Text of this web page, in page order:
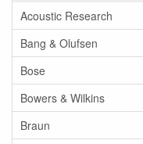
Acoustic Research
Bang & Olufsen
Bose
Bowers & Wilkins
Braun